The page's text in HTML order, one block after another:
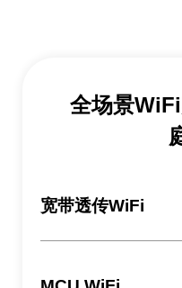
全场景
宽带透传WiFi